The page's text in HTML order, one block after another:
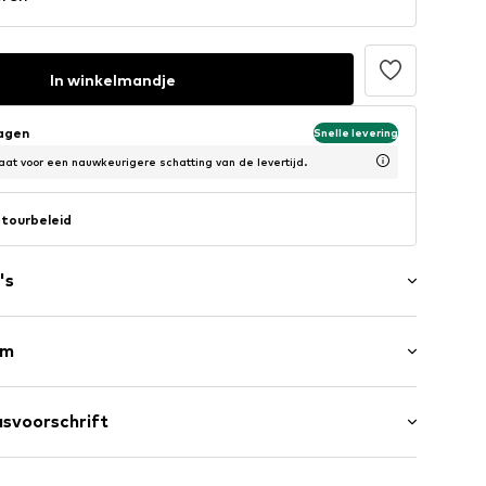
In winkelmandje
Snelle levering
voor een nauwkeurigere schatting van de levertijd.
pasvorm